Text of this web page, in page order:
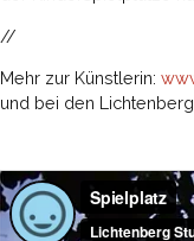
//
Mehr zur Künstlerin:
und bei den